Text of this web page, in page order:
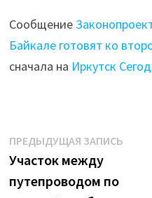
Сообщение
Байкале готовят ко
сначала на Иркутск
Навигация
по
ПРЕДЫДУЩАЯ ЗАПИСЬ
Участок между
путепроводом по